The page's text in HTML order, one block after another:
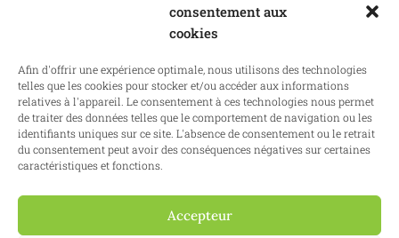
consentement aux
cookies
Afin d'offrir une expérience optimale, nous utilisons des technologies
telles que les cookies pour stocker et/ou accéder aux informations
relatives à l'appareil. Le consentement à ces technologies nous permet
de traiter des données telles que le comportement de navigation ou les
identifiants uniques sur ce site. L'absence de consentement ou le retrait
du consentement peut avoir des conséquences négatives sur certaines
caractéristiques et fonctions.
Accepteur
Recevez des mises à jour mensuelles sur le
droit immobilier en Belgique et à l'étranger.